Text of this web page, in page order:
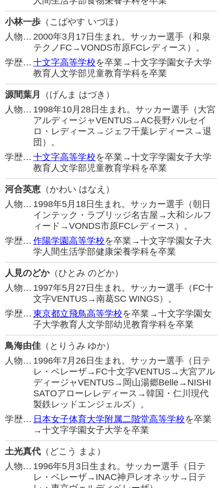
小林一歩 （こばやす いづほ）
人物… 2000年3月17日生まれ。サッカー選手（和泉
テクノFC→VONDS市原FCレディース）。
学歴… 十文字高等学校を卒業→十文字学園女子大学
教育人文学部児童教育学科を卒業
源間葉月
（げんま はづき）
人物… 1998年10月28日生まれ。サッカー選手（大宮
アルディージャVENTUS→AC長野パルセイ
ロ・レディース→ジェフ千葉レディース→退
団）。
学歴… 十文字高等学校を卒業→十文字学園女子大学
教育人文学部児童教育学科を卒業
河合英恵 （かわい はなえ）
人物… 1998年5月18日生まれ。サッカー選手（朝日
インテック・ラブリッジ名古屋→大和シルフ
ィード→VONDS市原FCレディース）。
学歴… 作陽学園高等学校を卒業→十文字学園女子大
学人間生活学部健康栄養学科を卒業
人見のどか（ひとみ のどか）
人物… 1997年5月27日生まれ。サッカー選手（FC十
文字VENTUS→南葛SC WINGS）。
学歴… 東京都立飛鳥高等学校を卒業→十文字学園女
子大学教育人文学部幼児教育学科を卒業
鳥海由佳 （とりうみ ゆか）
人物… 1996年7月26日生まれ。サッカー選手（日テ
レ・ベレーザ→FC十文字VENTUS→大宮アル
ディージャVENTUS→岡山湯郷Belle→NISHI
SATOアローレレディース→韓国・仁川現代
製鉄レッドエンジェルズ）。
学歴… 日本女子体育大学附属二階堂高等学校を卒業
→十文字学園女子大学を卒業
土光真代 （どこう まよ）
人物… 1996年5月3日生まれ。サッカー選手（日テ
レ・ベレーザ→INAC神戸レオネッサ→日テ